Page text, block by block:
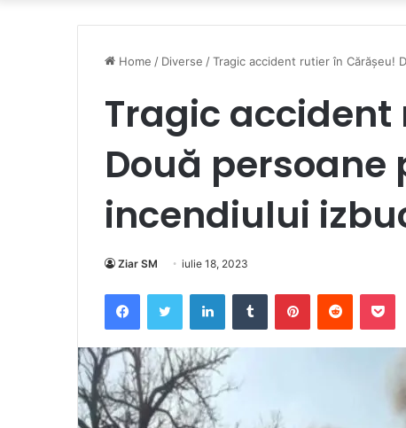
Home / Diverse /Tragic accident rutier în Cărășeu!
Tragic accident
Două persoane
incendiului
Ziar SM iulie 18, 2023
FacebookTwitter LinkedInTumblr PinterestReddit